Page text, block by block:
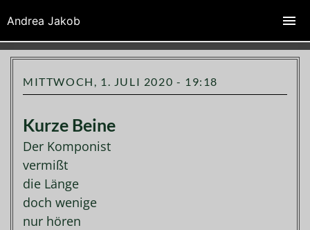
MITTWOCH, 1. JULI 2020 - 19:18
Kurze Beine
Der Komponist
vermißt
die Länge
doch wenige
nur hören
Andrea Jakob